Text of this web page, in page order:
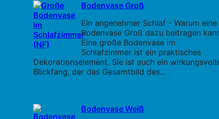
Bodenvase Groß
Ein angenehmer Schlaf - Warum eine
Bodenvase Groß dazu beitragen
Eine große Bodenvase im
Schlafzimmer ist ein praktisches
Dekorationselement. Sie ist auch ein
Blickfang, der das Gesamtbild des…
Bodenvase Weiß